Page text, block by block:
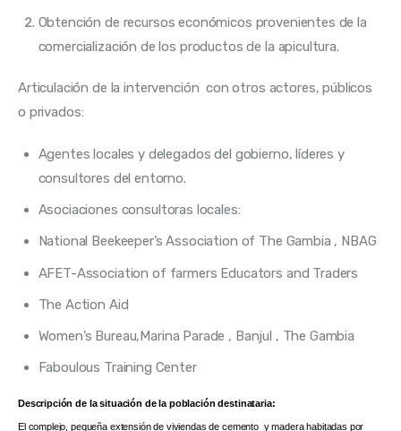
Obtención de recursos económicos provenientes de la
comercialización de los productos de la apicultura.
Articulación de la intervención con otros actores, públicos
o privados:
Agentes locales y delegados del gobierno, líderes y
consultores del entorno.
Asociaciones consultoras locales:
National Beekeeper’s Association of The Gambia , NBAG
AFET-Association of farmers Educators and Traders
The Action Aid
Women’s Bureau,Marina Parade , Banjul , The Gambia
Faboulous Training Center
Descripción de la situación de la población destinataria:
El complejo, pequeña extensión de viviendas de cemento y madera habitadas por